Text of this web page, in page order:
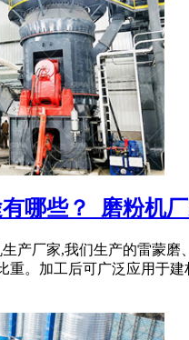
哪些？_磨粉机
产厂家,我们生产的雷蒙
重。加工后可广泛应用于建